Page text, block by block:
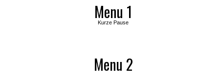
Menu 1
Kurze Pause
Menu 2